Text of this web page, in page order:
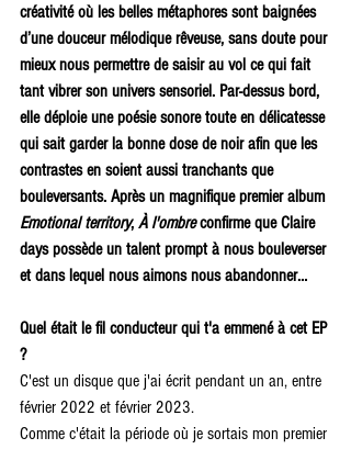
créativité où les belles métaphores sont baignées
d’une douceur mélodique rêveuse, sans doute pour
mieux nous permettre de saisir au vol ce qui fait
tant vibrer son univers sensoriel. Par-dessus bord,
elle déploie une poésie sonore toute en délicatesse
qui sait garder la bonne dose de noir afin que les
contrastes en soient aussi tranchants que
bouleversants. Après un magnifique premier album
Emotional territory, À l'ombre confirme que Claire
days possède un talent prompt à nous bouleverser
et dans lequel nous aimons nous abandonner…
Quel était le fil conducteur qui t'a emmené à cet EP
?
C'est un disque que j'ai écrit pendant un an, entre
février 2022 et février 2023.
Comme c'était la période où je sortais mon premier